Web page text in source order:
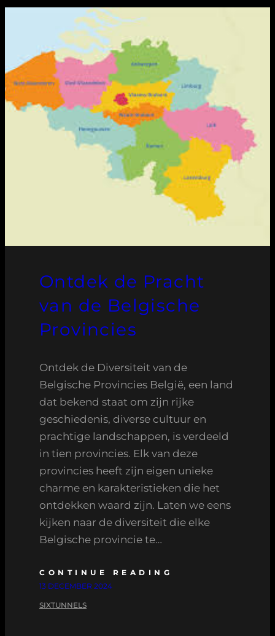
Ontdek de Pracht
van de Belgische
Provincies
Ontdek de Diversiteit van de
Belgische Provincies België, een land
dat bekend staat om zijn rijke
geschiedenis, diverse cultuur en
prachtige landschappen, is verdeeld
in tien provincies. Elk van deze
provincies heeft zijn eigen unieke
charme en karakteristieken die het
ontdekken waard zijn. Laten we eens
kijken naar de diversiteit die elke
Belgische provincie te…
CONTINUE READING
13 DECEMBER 2024
SIXTUNNELS